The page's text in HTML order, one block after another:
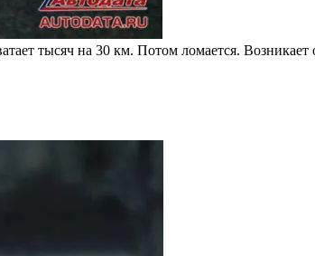
тысяч на 30 км. Потом ломается.